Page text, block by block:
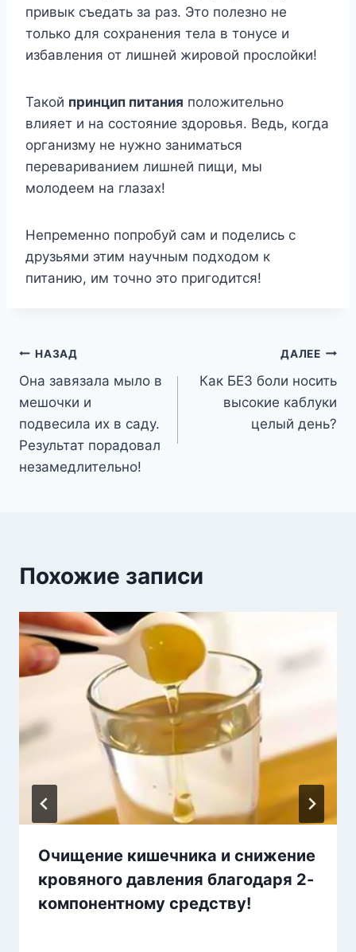
привык съедать за раз. Это полезно не
только для сохранения тела в тонусе и
избавления от лишней жировой прослойки!
Такой принцип питания положительно
влияет и на состояние здоровья. Ведь, когда
организму не нужно заниматься
перевариванием лишней пищи, мы
молодеем на глазах!
Непременно попробуй сам и поделись с
друзьями этим научным подходом к
питанию, им точно это пригодится!
Навигация
по
записям
НАЗАД
Она завязала мыло в
мешочки и
подвесила их в саду.
Результат порадовал
незамедлительно!
ДАЛЕЕ
Как БЕЗ боли носить
высокие каблуки
целый день?
Похожие записи
Очищение кишечника и снижение
кровяного давления благодаря 2-
компонентному средству!